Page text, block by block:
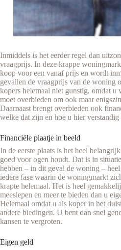
Inmiddels is het eerder regel dan
vraagprijs. In deze krappe
koop voor een vanaf prijs en wordt
gevallen de vraagprijs van de woning
kopers helemaal niet gunstig, omdat u
moet overbieden om ook maar
Daarnaast brengt overbieden ook
welke dat zijn en hoe u hier verstandig
Financiële plaatje in beeld
In de eerste plaats is het heel
goed voor ogen houdt. Dat is in
hebben – in dit geval de woning –
iedere fase waarin de woningmarkt
krapte helemaal. Het is heel
meeslepen en meer te bieden dan u
Helemaal omdat u als koper in het
andere biedingen. U bent dan snel
kansen te vergroten.
Eigen geld